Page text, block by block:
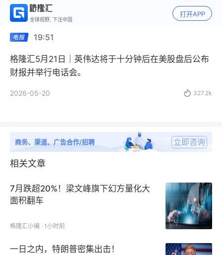
全球视野, 下注中国
打开APP
19:51
格隆汇5月21日｜英伟达将于十分钟后在美股盘后公布
财报并举行电话会。
2026-05-20  327.2k
商务、渠道、广告合作/招聘 立即咨询
相关文章
7月跌超20%！梁文峰旗下幻方量化大
面积翻车
格隆汇小编 · 1小时前
一日之内，特朗普密集出击！